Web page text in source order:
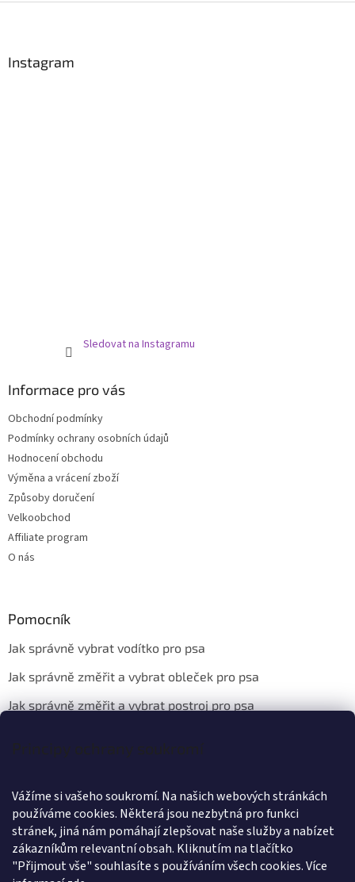
Principy ochrany soukromí
Vážíme si vašeho soukromí. Na našich webových stránkách
používáme cookies. Některá jsou nezbytná pro funkci
stránek, jiná nám pomáhají zlepšovat naše služby a nabízet
zákazníkům relevantní obsah. Kliknutím na tlačítko
"Přijmout vše" souhlasíte s používáním všech cookies.Více
Instagram
Sledovat na Instagramu
Informace pro vás
Obchodní podmínky
Podmínky ochrany osobních údajů
Hodnocení obchodu
Výměna a vrácení zboží
Způsoby doručení
Velkoobchod
Affiliate program
O nás
Pomocník
Jak správně vybrat vodítko pro psa
Jak správně změřit a vybrat obleček pro psa
Jak správně změřit a vybrat postroj pro psa
Kontakt
info@wanteddog.cz
Wanted Dog
wanteddogcz